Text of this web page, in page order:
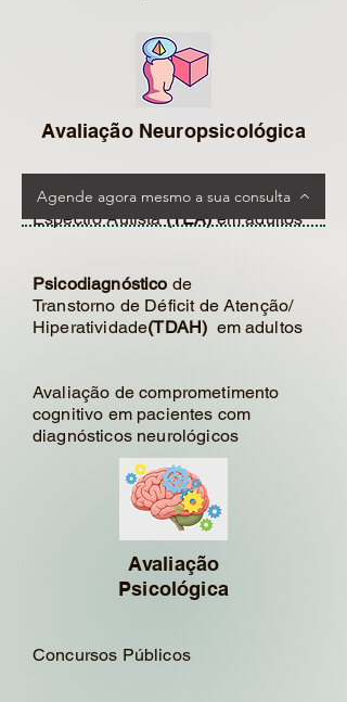
Avaliação Neuropsicológica
Psicodiagnósticode Transtorno do
Espectro Autista(TEA)em adultos
Psicodiagnóstico de
Transtorno de Déficit de Atenção/
Hiperatividade(TDAH) em adultos
Avaliação de comprometimento
cognitivo em pacientes com
diagnósticos neurológicos
Avaliação
Psicológica
Concursos Públicos
Agende agora mesmo a sua consulta